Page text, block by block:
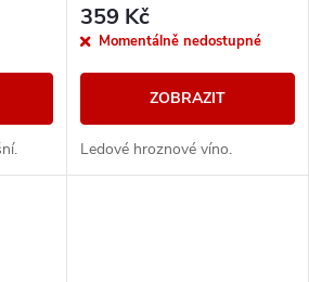
359 Kč
Momentálně nedostupné
ZOBRAZIT
Ledové hroznové víno.